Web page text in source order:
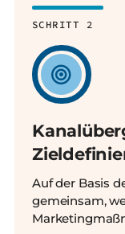
SCHRITT 2
Auf der Basis
gemeinsam,